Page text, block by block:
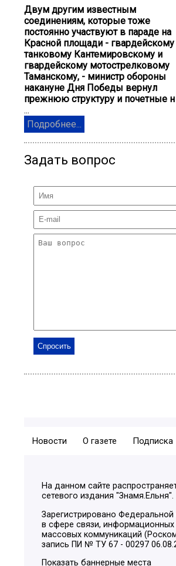
Двум другим известным
соединениям, которые тоже
постоянно участвуют в параде на
Красной площади - гвардейскому
танковому Кантемировскому и
гвардейскому мотострелковому
Таманскому, - министр обороны
накануне Дня Победы вернул
прежнюю структуру и почетные н
...
Подробнее...
Задать вопрос
Новости О газете Подписка
На данном сайте
сетевого издания "Знамя.Ельня".
Зарегистрировано
в сфере связи, информационных
массовых коммуникаций
запись ПИ № ТУ 67 - 00297
Показать баннерные места